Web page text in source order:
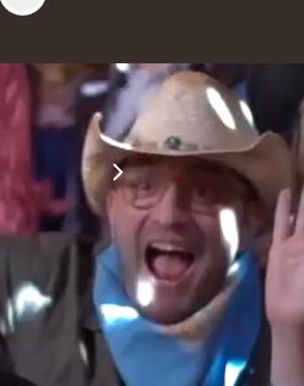
English?
skapar vi